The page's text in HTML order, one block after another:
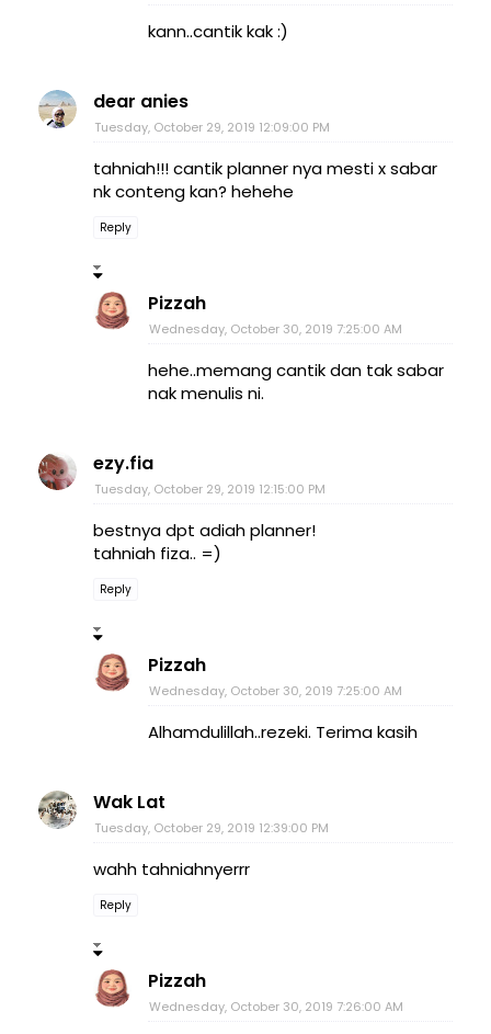
kann..cantik kak :)
dear anies
Tuesday, October 29, 2019 12:09:00 PM
tahniah!!! cantik planner nya mesti x sabar
nk conteng kan? hehehe
Reply
Pizzah
Wednesday, October 30, 2019 7:25:00 AM
hehe..memang cantik dan tak sabar
nak menulis ni.
ezy.fia
Tuesday, October 29, 2019 12:15:00 PM
bestnya dpt adiah planner!
tahniah fiza.. =)
Reply
Pizzah
Wednesday, October 30, 2019 7:25:00 AM
Alhamdulillah..rezeki. Terima kasih
Wak Lat
Tuesday, October 29, 2019 12:39:00 PM
wahh tahniahnyerrr
Reply
Pizzah
Wednesday, October 30, 2019 7:26:00 AM